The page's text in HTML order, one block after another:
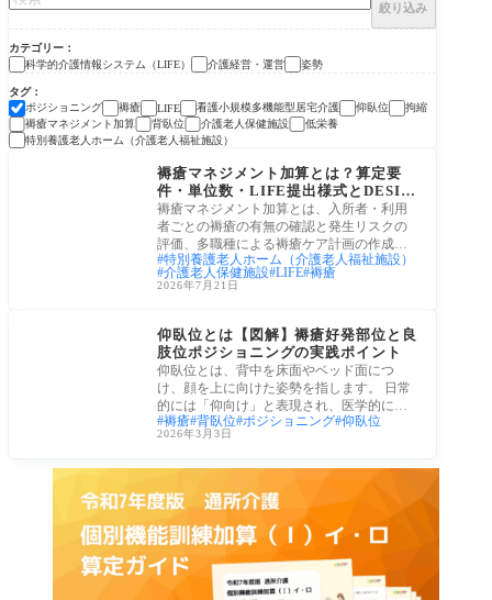
絞り込み
カテゴリー
科学的介護情報システム（LIFE）
介護経営・運営 姿勢
タグ
ポジショニング
褥瘡 LIFE 看護小規模多機能型居宅介護 仰臥位
拘縮
褥瘡マネジメント加算
背臥位 介護老人保健施設
低栄養
特別養護老人ホーム（介護老人福祉施設）
介護経営・運営
褥瘡マネジメント加算とは？算定要
件・単位数・LIFE提出様式とDESIG
N-R2020【（Ⅰ）（Ⅱ）の違い】
褥瘡マネジメント加算とは、入所者・利用
者ごとの褥瘡の有無の確認と発生リスクの
評価、多職種による褥瘡ケア計画の作成・
実施・
特別養護老人ホーム（介護老人福祉施設）
介護老人保健施設 LIFE 褥瘡
2026年7月21日
仰臥位とは【図解】褥瘡好発部位と良
肢位ポジショニングの実践ポイント
仰臥位とは、背中を床面やベッド面につ
け、顔を上に向けた姿勢を指します。 日常
的には「仰向け」と表現され、医学的には
「背臥
褥瘡 背臥位 ポジショニング 仰臥位
2026年3月3日